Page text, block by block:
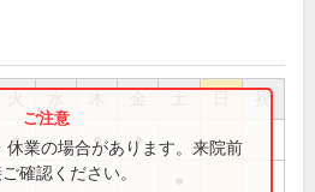
祝
● ● ●
休業の場合があります。来院前
確認ください。